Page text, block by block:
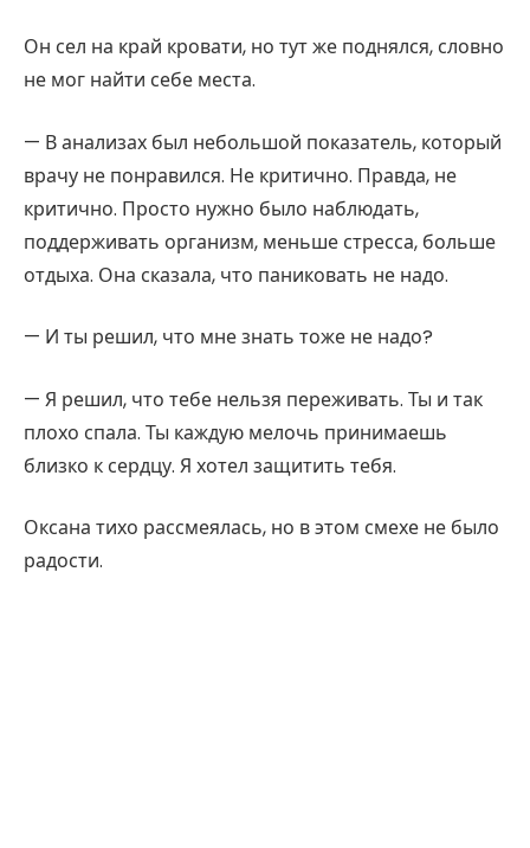
Он сел на край кровати, но тут же поднялся, словно
не мог найти себе места.
— В анализах был небольшой показатель, который
врачу не понравился. Не критично. Правда, не
критично. Просто нужно было наблюдать,
поддерживать организм, меньше стресса, больше
отдыха. Она сказала, что паниковать не надо.
— И ты решил, что мне знать тоже не надо?
— Я решил, что тебе нельзя переживать. Ты и так
плохо спала. Ты каждую мелочь принимаешь
близко к сердцу. Я хотел защитить тебя.
Оксана тихо рассмеялась, но в этом смехе не было
радости.